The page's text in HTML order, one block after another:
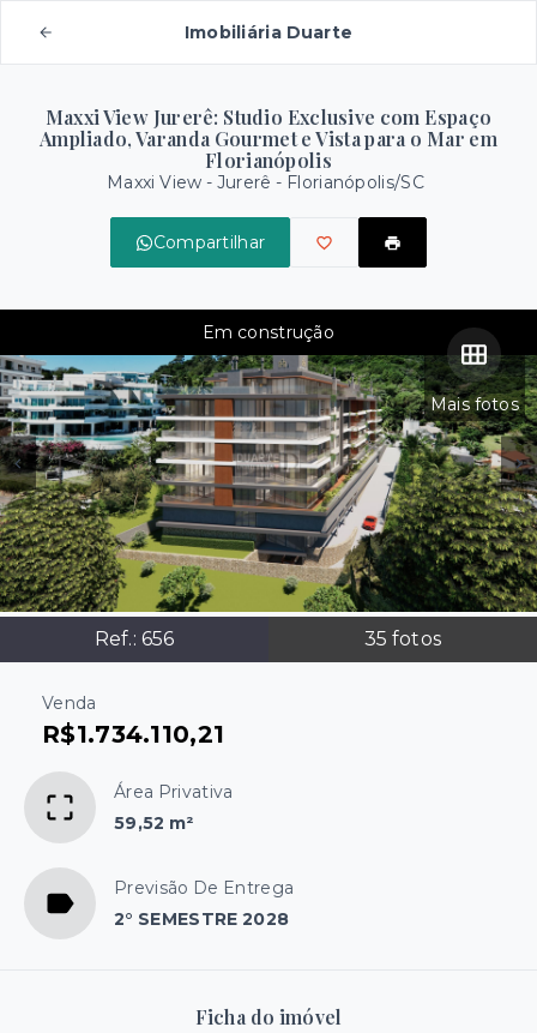
Imobiliária Duarte
Maxxi View Jurerê: Studio Exclusive com Espaço
Ampliado, Varanda Gourmet e Vista para o Mar em
Florianópolis
Maxxi View - Jurerê - Florianópolis/SC
Compartilhar
Mais fotos
Ref.: 656 35 fotos
Em construção
Venda
R$1.734.110,21
Área Privativa
59,52 m²
Previsão De Entrega
2° SEMESTRE 2028
Ficha do imóvel